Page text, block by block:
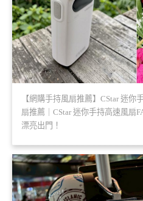
【網購手持風扇推薦】CStar 迷你
扇推薦｜CStar 迷你手持高速風扇
漂亮出門！